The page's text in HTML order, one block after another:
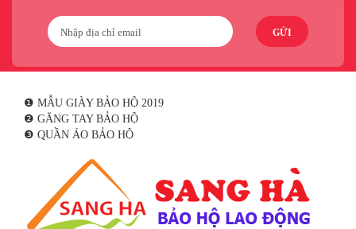
GỬI
❶ MẪU GIÀY BẢO HỘ 2019
❷ GĂNG TAY BẢO HỘ
❸ QUẦN ÁO BẢO HỘ